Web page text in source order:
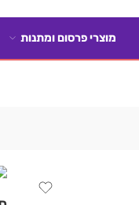
מוצרי פרסום ומתנות